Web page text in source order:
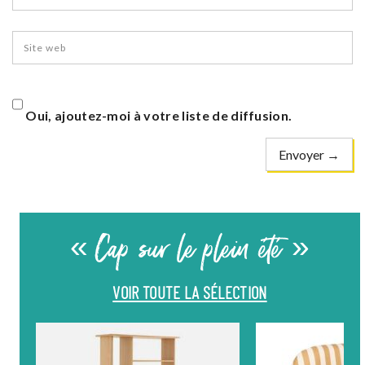
Oui, ajoutez-moi à votre liste de diffusion.
« Cap sur le plein été »
VOIR TOUTE LA SÉLECTION